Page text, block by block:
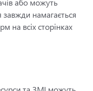
або можуть
намагається
на всіх сторінках